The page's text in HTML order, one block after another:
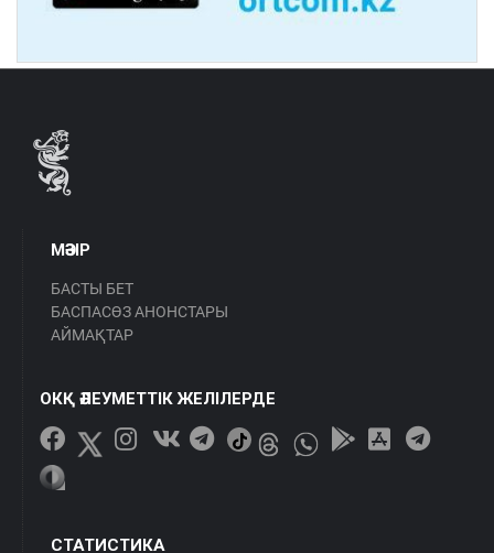
МӘЗІР
БАСТЫ БЕТ
БАСПАСӨЗ АНОНСТАРЫ
АЙМАҚТАР
ОКҚ ӘЛЕУМЕТТІК ЖЕЛІЛЕРДЕ
СТАТИСТИКА